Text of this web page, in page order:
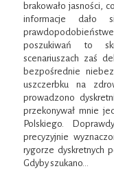
brakowało jasności,
informacje dało
poszukiwań to
scenariuszach zaś
bezpośrednie
uszczerbku na
prowadzono
przekonywał mnie
Polskiego.
precyzyjnie
rygorze dyskretnych
Gdyby szukano…